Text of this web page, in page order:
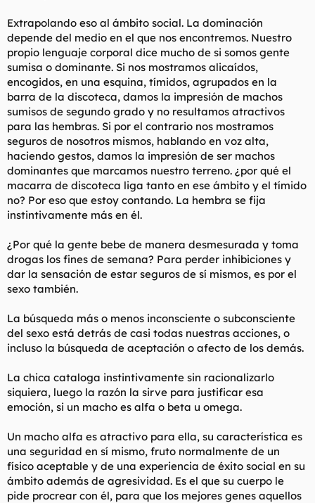
de que otras mujeres lo desean y estan compitiendo por el. Al
rato, ya ni es por el hombre, sino que trata de la competición y
la validación. ¿Te crees por un momento que esas mujeres
están enamoradas? ¡Y una mierda! Las mujeres se engañan
tanto a ellas mismas que nisiquiera te puedes fiar de ellas
cuándo te dicen que te quieren, sobre todo cuándo se están
beneficiando de la relación.
Es por esto por lo que el matrimonio con la mujer moderna ya
no vale la pena, porque significa que ya no tienen que hacer
nada para mantenerte interesado después de haber
conseguido lo que querían. Ya no tienen ningún incentivo.
Ahora se dejan poner gordas, se cortan el pelo corto, te follan
menos, y no hay absolutamente nada que tu puedas hacer al
respecto. Es un cambio en el poder, y no le recomiendo a
ningún hombre que deje a ninguna mujer tener esa clase de
poder sobre su vida. Las mujeres están abusando las normas
jodidas en la cabeza que pueden incluso encontrar una
justificación errónea, ilógica e irracional para lo que están
haciendo. A fin de cuentas lo único que pasa es que ya no
tienen ningún incentivo para tenerte interesado.
Las mujeres usan el sexo para que entres por la puerta. Es el
anzuelo que usan estratégicamente para llegar al matrimonio.
atrapado y tengan el control. Nisiquiera lo quieren tanto como
tu. Ellas siempre necesitan un incentivo para follarte, asi que
dales uno. Los hombres mienten para obtener sexo, las mujeres
mienten para casarse. Los hombres usan las relaciones para
Las mujeres te dirán que esto es mentira. Siéntete libre de
ignorarlas.
Las mujeres se abstienen más del sexo porque perciben que su
valor aumenta en proporción inversa a la cantidad de sexo que
tienen que darte.
Extrapolando eso al ámbito social. La dominación
depende del medio en el que nos encontremos. Nuestro
propio lenguaje corporal dice mucho de si somos gente
sumisa o dominante. Si nos mostramos alicaídos,
encogidos, en una esquina, tímidos, agrupados en la
barra de la discoteca, damos la impresión de machos
sumisos de segundo grado y no resultamos atractivos
para las hembras. Si por el contrario nos mostramos
seguros de nosotros mismos, hablando en voz alta,
haciendo gestos, damos la impresión de ser machos
dominantes que marcamos nuestro terreno. ¿por qué el
macarra de discoteca liga tanto en ese ámbito y el tímido
no? Por eso que estoy contando. La hembra se fija
instintivamente más en él.
¿Por qué la gente bebe de manera desmesurada y toma
drogas los fines de semana? Para perder inhibiciones y
dar la sensación de estar seguros de sí mismos, es por el
sexo también.
La búsqueda más o menos inconsciente o subconsciente
del sexo está detrás de casi todas nuestras acciones, o
incluso la búsqueda de aceptación o afecto de los demás.
La chica cataloga instintivamente sin racionalizarlo
siquiera, luego la razón la sirve para justificar esa
emoción, si un macho es alfa o beta u omega.
Un macho alfa es atractivo para ella, su característica es
una seguridad en sí mismo, fruto normalmente de un
físico aceptable y de una experiencia de éxito social en su
ámbito además de agresividad. Es el que su cuerpo le
pide procrear con él, para que los mejores genes aquellos